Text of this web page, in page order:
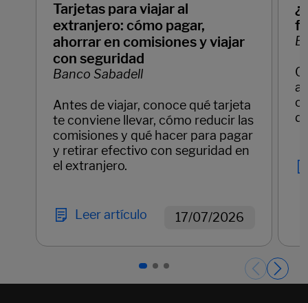
Tarjetas para viajar al
extranjero: cómo pagar,
ahorrar en comisiones y viajar
con seguridad
Banco Sabadell
Antes de viajar, conoce qué tarjeta
te conviene llevar, cómo reducir las
comisiones y qué hacer para pagar
y retirar efectivo con seguridad en
el extranjero.
Leer artículo 17/07/2026